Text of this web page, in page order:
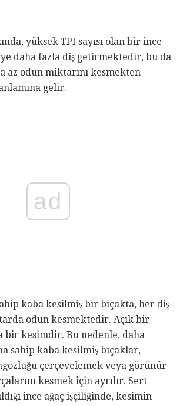
yüksek TPI sayısı olan bir ince
daha fazla diş getirmektedir, bu da
az odun miktarını kesmekten
gelir.
ad
kaba kesilmiş bir bıçakta, her diş
odun kesmektedir. Açık bir
bir kesimdir. Bu nedenle, daha
sahip kaba kesilmiş bıçaklar,
çerçevelemek veya görünür
kesmek için ayrılır. Sert
ince ağaç işçiliğinde, kesimin